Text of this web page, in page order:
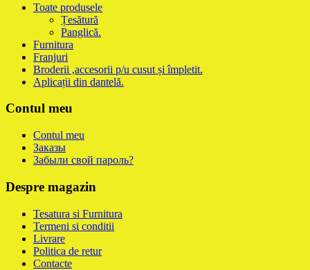
Toate produsele
Țesătură
Panglică.
Furnitura
Franjuri
Broderii ,accesorii p/u cusut și împletit.
Aplicații din dantelă.
Contul meu
Contul meu
Заказы
Забыли свой пароль?
Despre magazin
Tesatura si Furnitura
Termeni si conditii
Livrare
Politica de retur
Contacte